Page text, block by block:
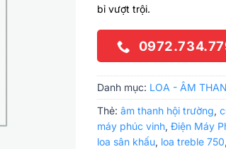
bỉ vượt trội.
Danh mục: LOA - ÂM
Thẻ: âm thanh hội trường,
máy phúc vinh, Điện Máy
loa sân khấu, loa treble 750